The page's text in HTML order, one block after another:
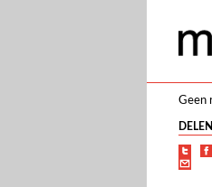
Geen
DELEN